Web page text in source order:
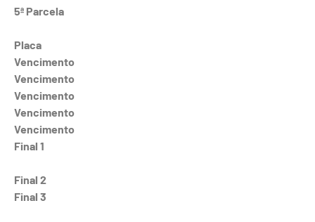
5ª Parcela
Placa
Vencimento
Vencimento
Vencimento
Vencimento
Vencimento
Final 1
Final 2
Final 3